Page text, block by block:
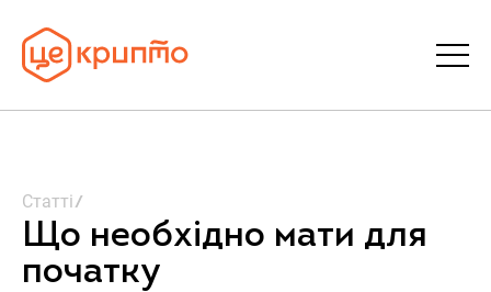
Статті
Що необхідно мати для
початку